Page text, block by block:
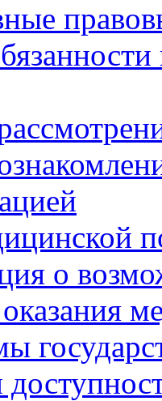
о